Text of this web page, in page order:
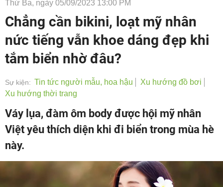
Thứ Ba, ngày 05/09/2023 13:00 PM
Chẳng cần bikini, loạt mỹ nhân
nức tiếng vẫn khoe dáng đẹp khi
tắm biển nhờ đâu?
Sự kiện: Tin tức người mẫu, hoa hậu
Xu hướng đồ bơi
Xu hướng thời trang
Váy lụa, đàm ôm body được hội mỹ nhân
Việt yêu thích diện khi đi biển trong mùa hè
này.